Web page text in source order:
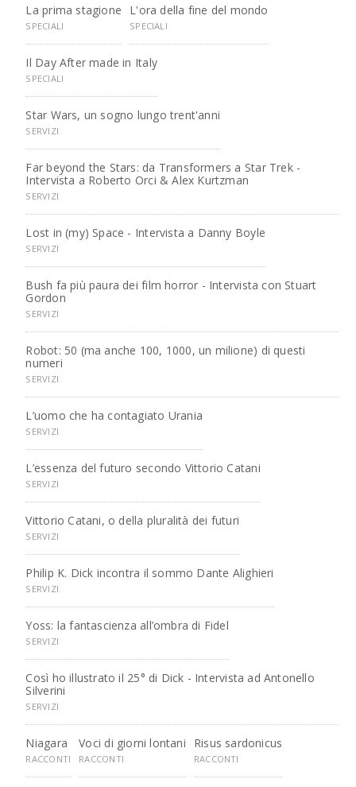
La prima stagione
SPECIALI
L'ora della fine del mondo
SPECIALI
Il Day After made in Italy
SPECIALI
Star Wars, un sogno lungo trent'anni
SERVIZI
Far beyond the Stars: da Transformers a Star Trek -
Intervista a Roberto Orci & Alex Kurtzman
SERVIZI
Lost in (my) Space - Intervista a Danny Boyle
SERVIZI
Bush fa più paura dei film horror - Intervista con Stuart
Gordon
SERVIZI
Robot: 50 (ma anche 100, 1000, un milione) di questi
numeri
SERVIZI
L’uomo che ha contagiato Urania
SERVIZI
L’essenza del futuro secondo Vittorio Catani
SERVIZI
Vittorio Catani, o della pluralità dei futuri
SERVIZI
Philip K. Dick incontra il sommo Dante Alighieri
SERVIZI
Yoss: la fantascienza all’ombra di Fidel
SERVIZI
Così ho illustrato il 25° di Dick - Intervista ad Antonello
Silverini
SERVIZI
Niagara
RACCONTI
Voci di giorni lontani
RACCONTI
Risus sardonicus
RACCONTI